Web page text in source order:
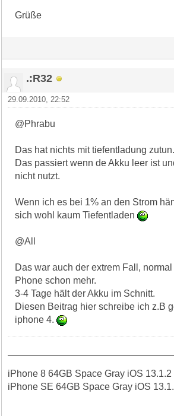
Grüße
.:R32
29.09.2010, 22:52
@Phrabu
Das hat nichts mit tiefentladung zutun.
Das passiert wenn de Akku leer ist
nicht nutzt.
Wenn ich es bei 1% an den Strom
sich wohl kaum Tiefentladen
@All
Das war auch der extrem Fall,
Phone schon mehr.
3-4 Tage hält der Akku im Schnitt.
Diesen Beitrag hier schreibe ich z.B
iphone 4.
iPhone 8 64GB Space Gray iOS 13.1.2
iPhone SE 64GB Space Gray iOS